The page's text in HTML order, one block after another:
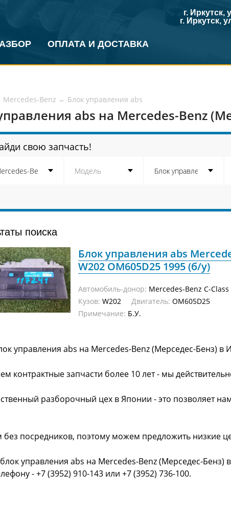
ОПЛАТА И ДОСТАВКА
г. Иркутск,
г. Иркутск,
Mercedes-Benz ← Блок управления abs
abs на Mercedes-Benz
свою запчасть!
поиска
Блок управления abs
W202 OM605D25 1995 (б/у)
Автомобиль-донор: Mercedes-Benz C-Class
Кузов: W202 Двигатель: OM605D25
Примечание: Б.У.
управления abs на Mercedes-Benz (Мерседес-Бенз) в
контрактные запчасти более 10 лет - мы
разборочный цех в Японии - это позволяет
без посредников, поэтому можем предложить низкие
блок управления abs на Mercedes-Benz (Мерседес-
- +7 (3952) 910-143 или +7 (3952) 736-100.